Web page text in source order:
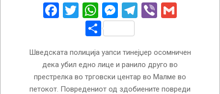
Facebook
Twitter
WhatsApp
Messenger
Telegram
Viber
Share
Шведската полиција уапси тинејџер осомничен
дека убил едно лице и ранило друго во
престрелка во трговски центар во Малме во
петокот. Повредениот од здобиените повреди